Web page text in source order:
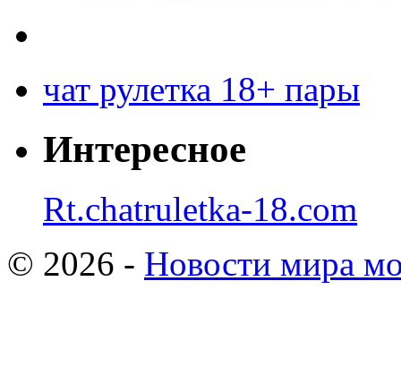
чат рулетка 18+ пары
Интересное
Rt.chatruletka-18.com
© 2026 - Новости мира